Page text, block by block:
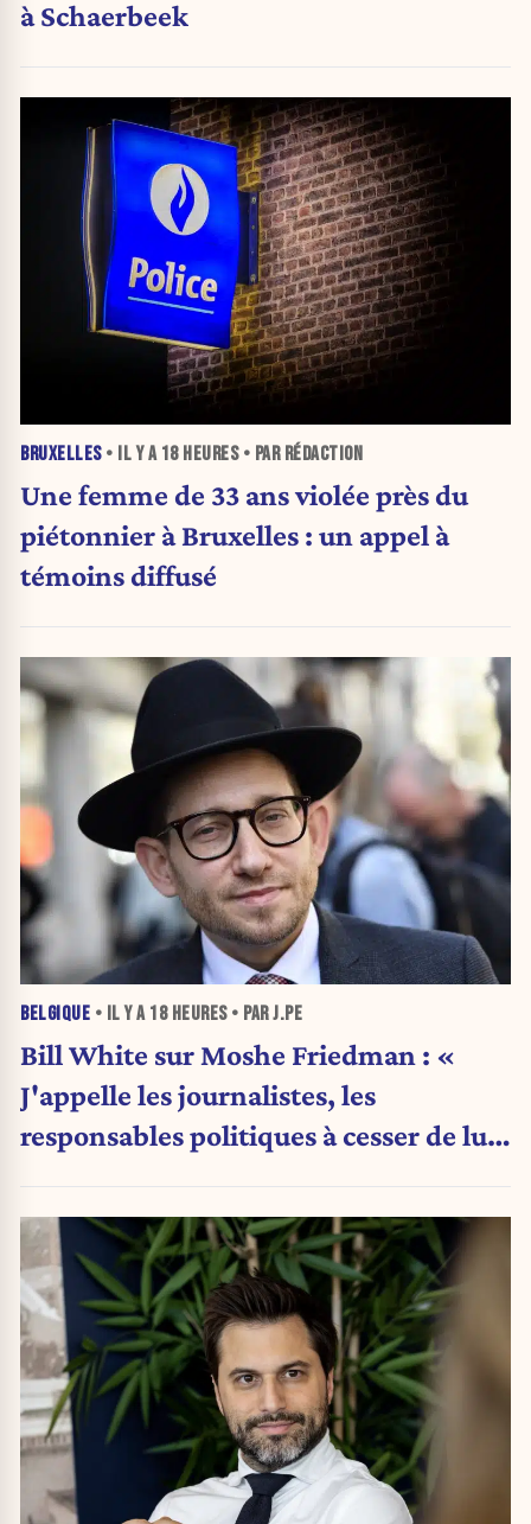
à Schaerbeek
BRUXELLES• IL Y A 18 HEURES• PAR RÉDACTION
Une femme de 33 ans violée près du
piétonnier à Bruxelles : un appel à
témoins diffusé
BELGIQUE • IL Y A 18 HEURES• PAR J.PE
Bill White sur Moshe Friedman : «
J'appelle les journalistes, les
responsables politiques à cesser de lui